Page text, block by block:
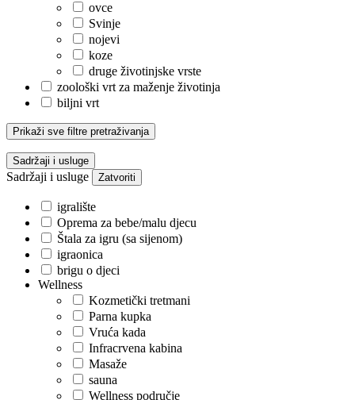
ovce
Svinje
nojevi
koze
druge životinjske vrste
zoološki vrt za maženje životinja
biljni vrt
Prikaži sve filtre pretraživanja
Sadržaji i usluge
Sadržaji i usluge Zatvoriti
igralište
Oprema za bebe/malu djecu
Štala za igru ​​(sa sijenom)
igraonica
brigu o djeci
Wellness
Kozmetički tretmani
Parna kupka
Vruća kada
Infracrvena kabina
Masaže
sauna
Wellness područje